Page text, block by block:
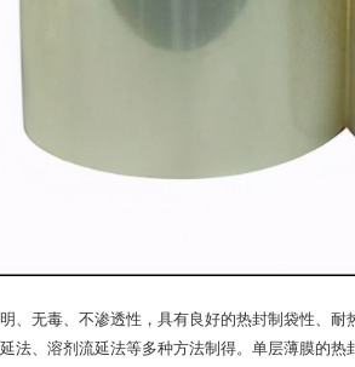
无毒、不渗透性，具有良好的热封制袋性、耐
法、溶剂流延法等多种方法制得。单层薄膜的